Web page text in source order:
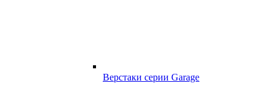
Верстаки серии Garage